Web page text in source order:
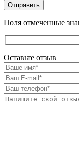
Поля отмеченные
Оставьте отзыв